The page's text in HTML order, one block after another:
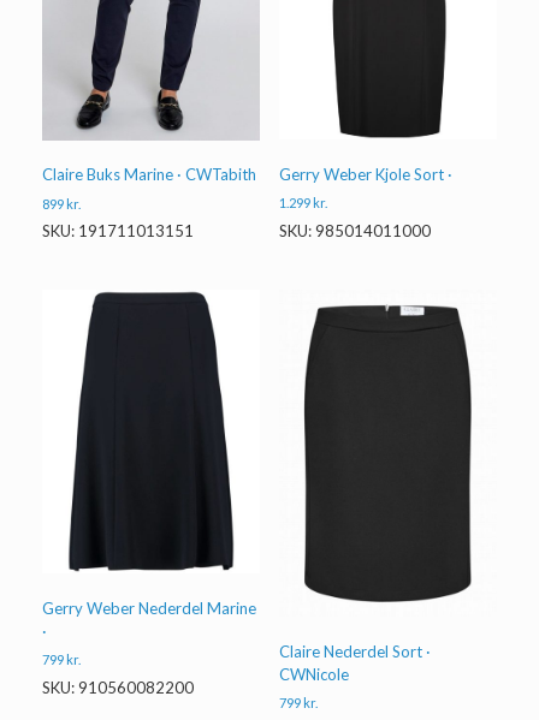
Claire Buks Marine · CWTabith
899kr.
SKU: 191711013151
Gerry Weber Kjole Sort ·
1.299 kr.
SKU: 985014011000
Gerry Weber Nederdel Marine
·
799 kr.
SKU: 910560082200
Claire Nederdel Sort ·
CWNicole
799 kr.